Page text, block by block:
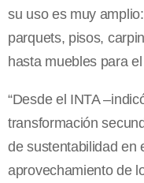
su uso es muy
parquets, pisos,
hasta muebles para
“Desde el INTA
transformación
de sustentabilidad en
aprovechamiento de